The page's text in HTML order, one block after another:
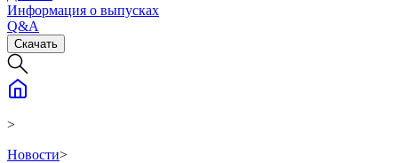
Информация о выпусках
Q&A
Скачать
>
Новости>